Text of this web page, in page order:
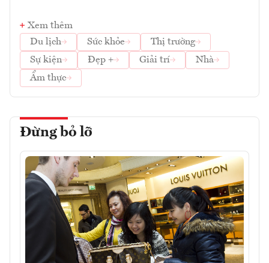
Xem thêm
Du lịch
Sức khỏe
Thị trường
Sự kiện
Đẹp + Giải trí
Nhà
Ẩm thực
Đừng bỏ lỡ